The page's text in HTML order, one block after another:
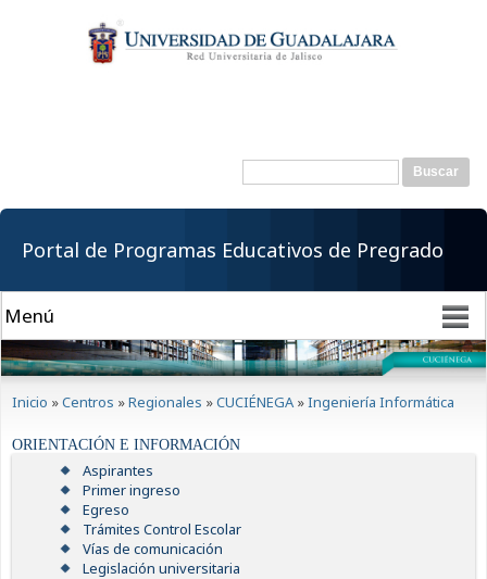
contenido
principal
Formulario de
Buscar
Portal de Programas Educativos de Pregrado
Inicio »Centros »Regionales »CUCIÉNEGA »Ingeniería Informática
ORIENTACIÓN E INFORMACIÓN
Aspirantes
Primer ingreso
Egreso
Trámites Control Escolar
Vías de comunicación
Legislación universitaria